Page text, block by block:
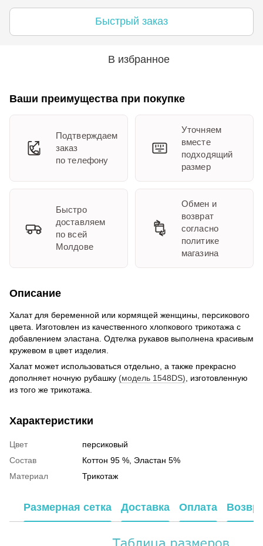
Быстрый заказ
В избранное
Ваши преимущества при покупке
Подтверждаем
заказ
по телефону
Уточняем
вместе
подходящий
размер
Быстро
доставляем
по всей
Молдове
Обмен и
возврат
согласно
политике
магазина
Описание
Халат для беременной или кормящей женщины, персикового
цвета. Изготовлен из качественного хлопкового трикотажа с
добавлением эластана. Одтелка рукавов выполнена красивым
кружевом в цвет изделия.
Халат может использоваться отдельно, а также прекрасно
дополняет ночную рубашку (модель 1548DS) , изготовленную
из того же трикотажа.
Характеристики
Цвет
персиковый
Состав
Коттон 95 %, Эластан 5%
Материал
Трикотаж
Размерная сетка Доставка Оплата